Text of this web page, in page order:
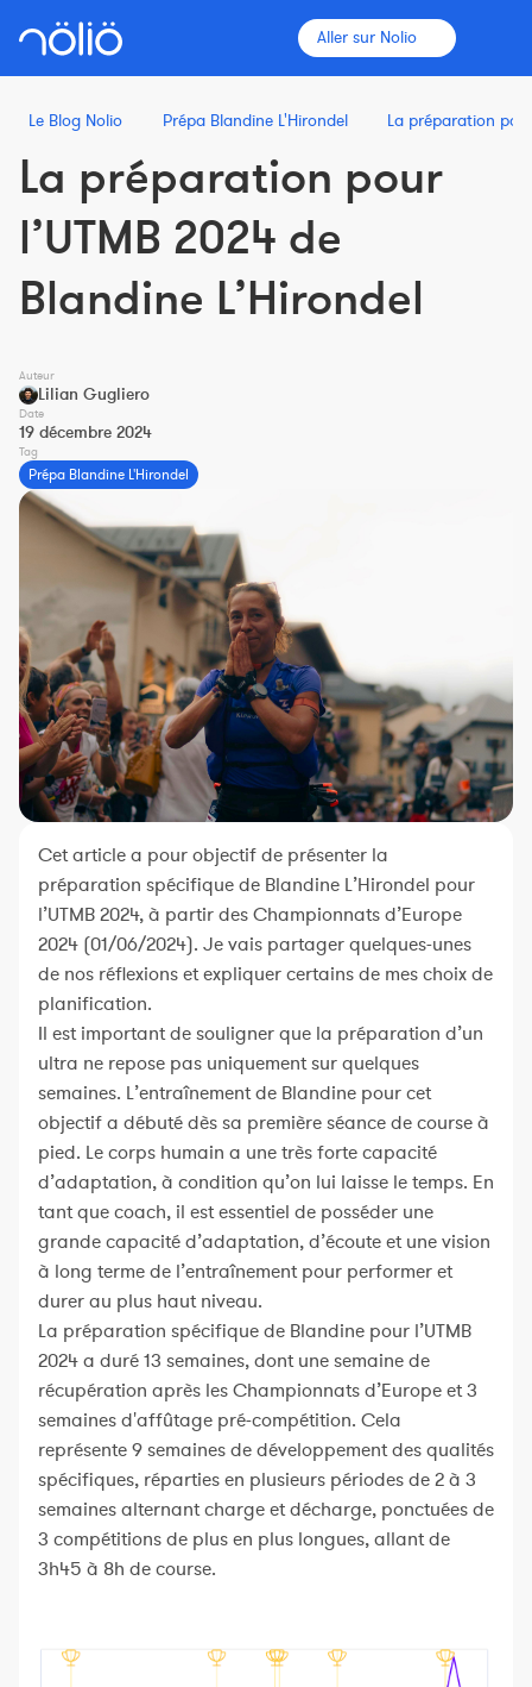
Aller sur Nolio
La plateforme pour tous
Entraîneurs
Clubs
Sportifs
Plus d'informations
Fonctionnalités
Tarifs
Constructeur de séances
Sportif Premium
L'équipe Nolio
FAQ
Le Blog Nolio Prépa Blandine L'Hirondel La préparation
La préparation pour
l’UTMB 2024 de
Blandine L’Hirondel
Auteur
Lilian Gugliero
Date
19 décembre 2024
Tag
Prépa Blandine L'Hirondel
Cet article a pour objectif de présenter la
préparation spécifique de Blandine L’Hirondel pour
l’UTMB 2024, à partir des Championnats d’Europe
2024 (01/06/2024). Je vais partager quelques-unes
de nos réflexions et expliquer certains de mes choix de
planification.
Il est important de souligner que la préparation d’un
ultra ne repose pas uniquement sur quelques
semaines. L’entraînement de Blandine pour cet
objectif a débuté dès sa première séance de course à
pied. Le corps humain a une très forte capacité
d’adaptation, à condition qu’on lui laisse le temps. En
tant que coach, il est essentiel de posséder une
grande capacité d’adaptation, d’écoute et une vision
à long terme de l’entraînement pour performer et
durer au plus haut niveau.
La préparation spécifique de Blandine pour l’UTMB
2024 a duré 13 semaines, dont une semaine de
récupération après les Championnats d’Europe et 3
semaines d'affûtage pré-compétition. Cela
représente 9 semaines de développement des qualités
spécifiques, réparties en plusieurs périodes de 2 à 3
semaines alternant charge et décharge, ponctuées de
3 compétitions de plus en plus longues, allant de
3h45 à 8h de course.